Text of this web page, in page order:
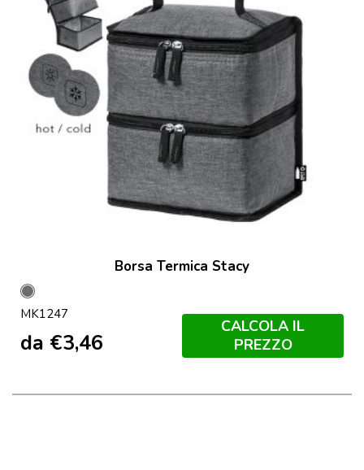
Borsa Termica Stacy
Grey
MK1247
da €3,46
CALCOLA IL
PREZZO